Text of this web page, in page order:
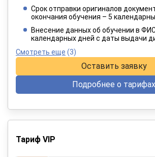
При оплате в рассрочку на 12
Срок отправки оригиналов
окончания обучения – 5
Внесение данных об обучении в
календарных дней с даты выдачи
Смотреть еще (3)
Оставить заявку
Подробнее о тарифах
Тариф VIP